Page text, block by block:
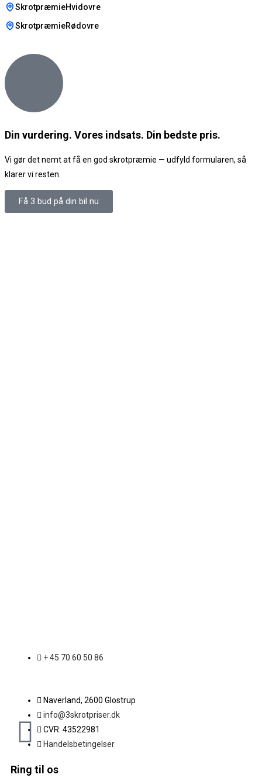
SkrotpræmieHvidovre
SkrotpræmieRødovre
Din vurdering. Vores indsats. Din bedste pris.
Vi gør det nemt at få en god skrotpræmie — udfyld formularen, så
klarer vi resten.
Få 3 bud på din bil nu
+ 45 70 60 50 86
Naverland, 2600 Glostrup
info@3skrotpriser.dk
CVR: 43522981
Handelsbetingelser
Ring til os